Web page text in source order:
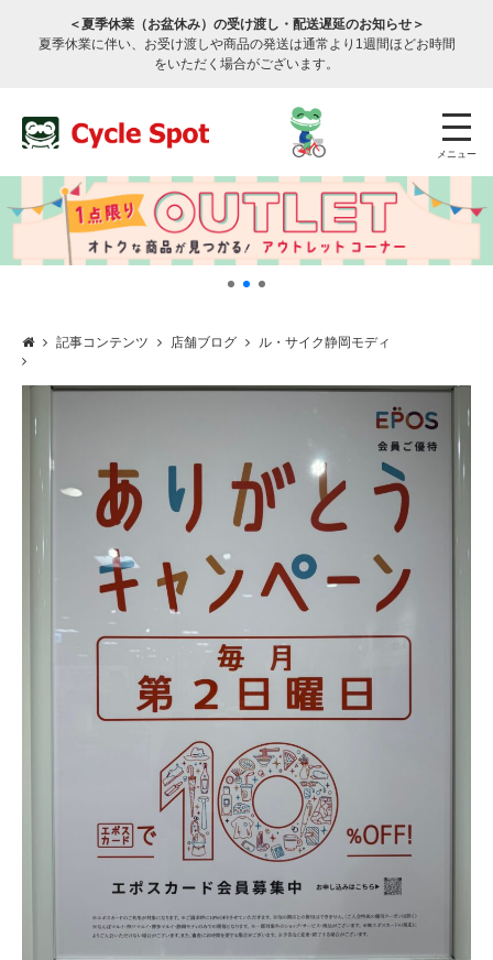
＜夏季休業（お盆休み）の受け渡し・配送遅延のお知らせ＞
夏季休業に伴い、お受け渡しや商品の発送は通常より1週間ほどお時間
をいただく場合がございます。
メニュー
サービスのご案内
サービス全般
修理・メンテナンス工賃
盗難保証
SpotMateログイン
オリジナル自転車
PB全車種カタログ
Norwayシリーズ
記事コンテンツ 店舗ブログ ル・サイク静岡モディ